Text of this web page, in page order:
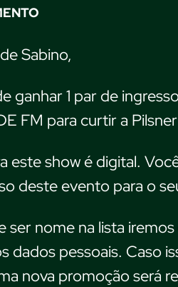
Sabino,
ganhar 1 par de
FM para curtir a
este show é digital.
deste evento para o
ser nome na lista
dados pessoais. Caso
nova promoção será